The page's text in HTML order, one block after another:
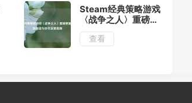
增强吸引力，同时明
确指向布局设置这一
具体需求。）
Steam经典策略游戏
〈战争之人〉重磅更
新，全新内容与中文
设置指南
查看